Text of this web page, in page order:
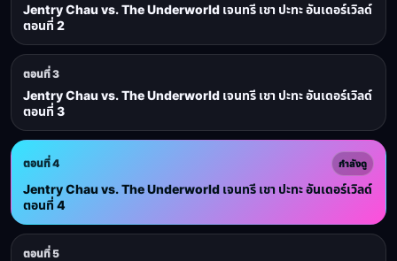
Jentry Chau vs. The Underworld เจนทรี เชา ปะทะ อันเดอร์เวิลด์
ตอนที่ 2
ตอนที่ 3
Jentry Chau vs. The Underworld เจนทรี เชา ปะทะ อันเดอร์เวิลด์
ตอนที่ 3
ตอนที่ 4 กำลังดู
Jentry Chau vs. The Underworld เจนทรี เชา ปะทะ อันเดอร์เวิลด์
ตอนที่ 4
ตอนที่ 5